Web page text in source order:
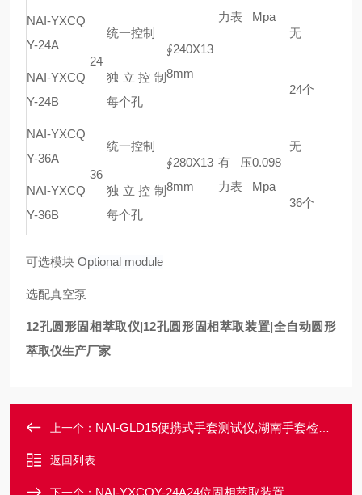
力表
Mpa
NAI-YXCQ
Y-24A
24
统一控制
∮240X13
8mm
无
NAI-YXCQ
Y-24B
独立控制
每个孔
24个
NAI-YXCQ
Y-36A
36
统一控制
∮280X13
8mm
有压
力表
0.098
Mpa
无
NAI-YXCQ
Y-36B
独立控制
每个孔
36个
可选模块 Optional module
选配真空泵
12孔圆形固相萃取仪|12孔圆形固相萃取装置|全自动圆形
萃取仪生产厂家
上一个： NAI-GLD15便携式手套测试仪,湖南手套检漏仪厂家
返回列表
NAI-YXCQY-24A24位固相萃取装置